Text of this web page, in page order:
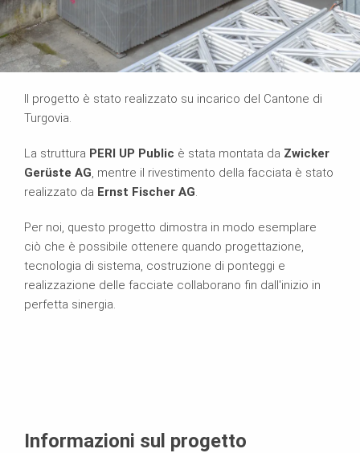
Il progetto è stato realizzato su incarico del Cantone di
Turgovia.
La struttura PERI UP Public è stata montata da Zwicker
Gerüste AG, mentre il rivestimento della facciata è stato
realizzato da Ernst Fischer AG.
Per noi, questo progetto dimostra in modo esemplare
ciò che è possibile ottenere quando progettazione,
tecnologia di sistema, costruzione di ponteggi e
realizzazione delle facciate collaborano fin dall'inizio in
perfetta sinergia.
Informazioni sul progetto